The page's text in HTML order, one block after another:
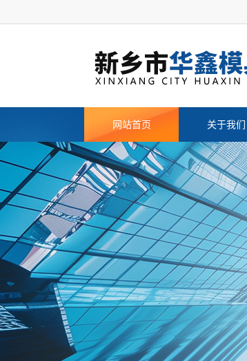
网站首页 关于我们